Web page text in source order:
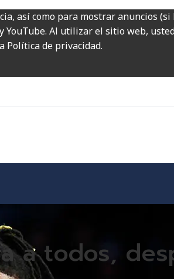
así como para mostrar anuncios
Al utilizar el sitio web,
Política de privacidad.
a todos,